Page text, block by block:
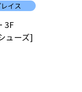
す。
ツにおける信念
に反映したプロ
を進化させ続け
イス
3F
ューズ]